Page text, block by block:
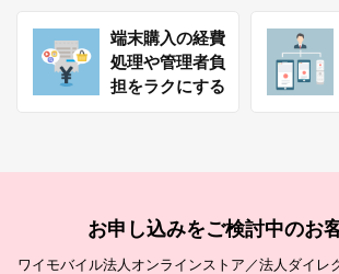
端末購入の経費
処理や管理者負
担をラクにする
お申し込みをご検討中のお
ワイモバイル法人オンラインストア／法人ダイレ